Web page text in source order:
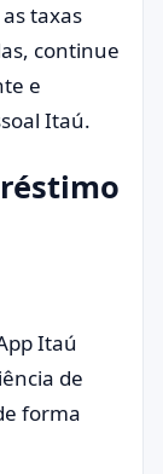
taxas
continue
e
Itaú.
Itaú
de
forma